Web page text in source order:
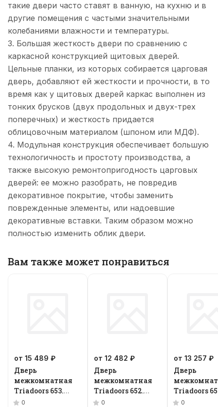
такие двери часто ставят в ванную, на кухню и в
другие помещения с частыми значительными
колебаниями влажности и температуры.
3. Большая жесткость двери по сравнению с
каркасной конструкцией щитовых дверей.
Цельные планки, из которых собирается царговая
дверь, добавляют ей жесткости и прочности, в то
время как у щитовых дверей каркас выполнен из
тонких брусков (двух продольных и двух-трех
поперечных) и жесткость придается
облицовочным материалом (шпоном или МДФ).
4. Модульная конструкция обеспечивает большую
технологичность и простоту производства, а
также высокую ремонтопригодность царговых
дверей: ее можно разобрать, не повредив
декоративное покрытие, чтобы заменить
поврежденные элементы, или надоевшие
декоративные вставки. Таким образом можно
полностью изменить облик двери.
Вам также может понравиться
от 15 489 ₽
Дверь
межкомнатная
Triadoors 653.
Future
0
от 12 482 ₽
Дверь
межкомнатная
Triadoors 652.
Future
0
от 13 257 ₽
Дверь
Triadoors
Future
0